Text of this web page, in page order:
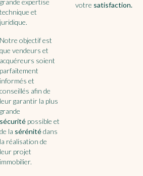
technique et
juridique.
Notre objectif est
que vendeurs et
acquéreurs soient
parfaitement
informés et
conseillés afin de
leur garantir la plus
grande
sécurité possible et
de la sérénitédans
la réalisation de
leur projet
immobilier.
votre satisfaction.